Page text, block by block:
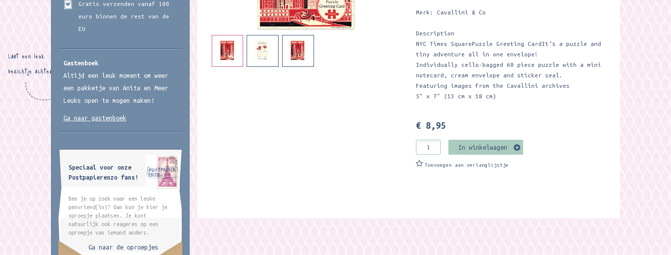
Merk: Cavallini & Co
Description
NYC Times SquarePuzzle Greeting CardIt’s a puzzle and
tiny adventure all in one envelope!
Individually cello-bagged 60 piece puzzle with a mini
notecard, cream envelope and sticker seal.
Featuring images from the Cavallini archives
5" x 7" (13 cm x 18 cm)
€ 8,95
In winkelwagen
Toevoegen aan verlanglijstje
Gratis verzenden vanaf 100
euro binnen de rest van de
EU
Gastenboek
Altijd een leuk moment om weer
een pakketje van Anita en Meer
Leuks open te mogen maken!
Laat een leuk
berichtje achter
Ga naar gastenboek
Speciaal voor onze
Postpapierenzo fans!
Ben je op zoek naar een leuke
penvriend(in)? Dan kun je hier je
oproepje plaatsen. Je kunt
natuurlijk ook reageren op een
oproepje van iemand anders.
Ga naar de oproepjes